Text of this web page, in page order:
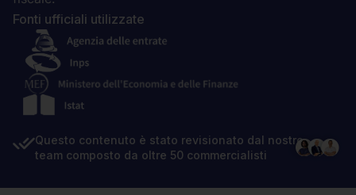
Fonti ufficiali utilizzate
Questo contenuto è stato revisionato dal nostro
team composto da oltre 50 commercialisti